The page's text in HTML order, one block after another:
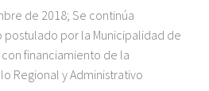
de 2018; Se continúa
por la Municipalidad de
financiamiento de la
Regional y Administrativo